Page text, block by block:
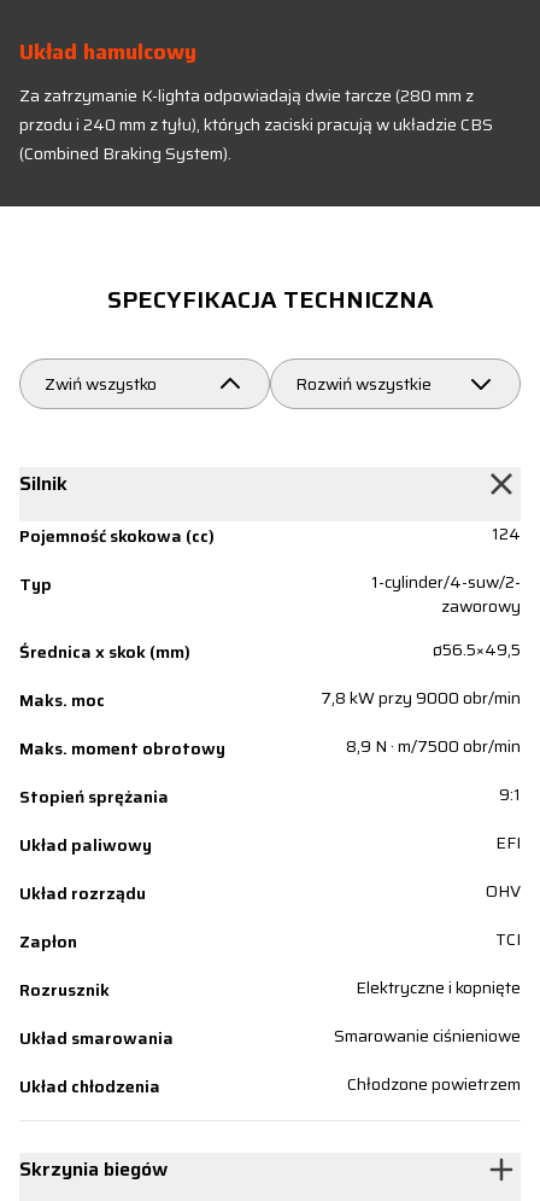
Układ hamulcowy
Za zatrzymanie K-lighta odpowiadają dwie tarcze (280 mm z
przodu i 240 mm z tyłu), których zaciski pracują w układzie CBS
(Combined Braking System).
SPECYFIKACJA TECHNICZNA
Zwiń wszystko Rozwiń wszystkie
Silnik
Pojemność skokowa (cc)
124
Typ
1-cylinder/4-suw/2-
zaworowy
Średnica x skok (mm)
ø56.5×49,5
Maks. moc
7,8 kW przy 9000 obr/min
Maks. moment obrotowy
8,9 N · m/7500 obr/min
Stopień sprężania
9:1
Układ paliwowy
EFI
Układ rozrządu
OHV
Zapłon
TCI
Rozrusznik
Elektryczne i kopnięte
Układ smarowania
Smarowanie ciśnieniowe
Układ chłodzenia
Chłodzone powietrzem
Skrzynia biegów